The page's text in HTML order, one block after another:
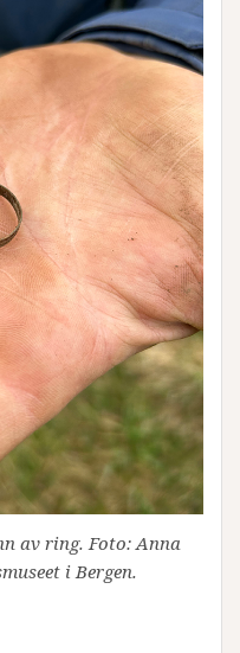
av ring. Foto: Anna
i Bergen.